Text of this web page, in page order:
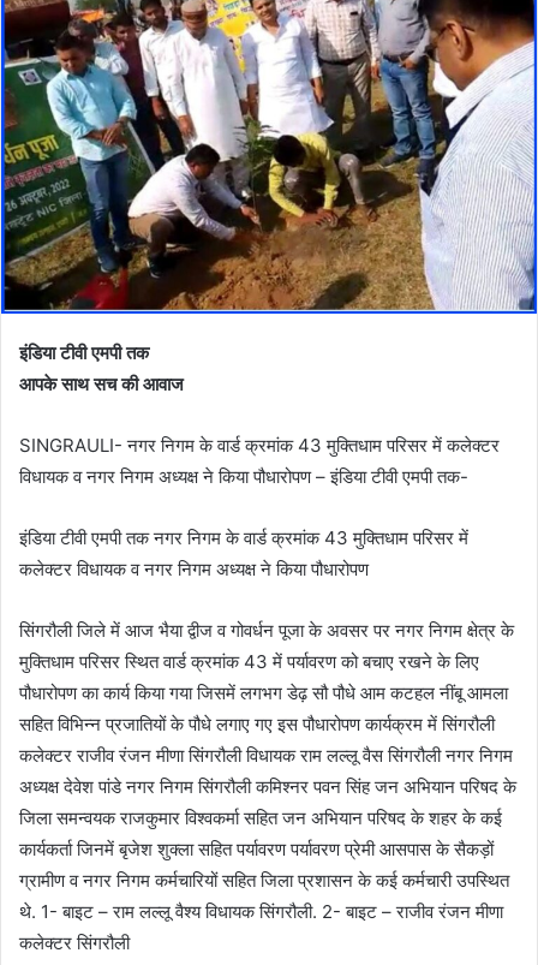
इंडिया टीवी एमपी तक
आपके साथ सच की आवाज
SINGRAULI- नगर निगम के वार्ड क्रमांक 43 मुक्तिधाम परिसर में कलेक्टर
विधायक व नगर निगम अध्यक्ष ने किया पौधारोपण – इंडिया टीवी एमपी तक-
इंडिया टीवी एमपी तक नगर निगम के वार्ड क्रमांक 43 मुक्तिधाम परिसर में
कलेक्टर विधायक व नगर निगम अध्यक्ष ने किया पौधारोपण
सिंगरौली जिले में आज भैया द्वीज व गोवर्धन पूजा के अवसर पर नगर निगम क्षेत्र के
मुक्तिधाम परिसर स्थित वार्ड क्रमांक 43 में पर्यावरण को बचाए रखने के लिए
पौधारोपण का कार्य किया गया जिसमें लगभग डेढ़ सौ पौधे आम कटहल नींबू आमला
सहित विभिन्न प्रजातियों के पौधे लगाए गए इस पौधारोपण कार्यक्रम में सिंगरौली
कलेक्टर राजीव रंजन मीणा सिंगरौली विधायक राम लल्लू वैस सिंगरौली नगर निगम
अध्यक्ष देवेश पांडे नगर निगम सिंगरौली कमिश्नर पवन सिंह जन अभियान परिषद के
जिला समन्वयक राजकुमार विश्वकर्मा सहित जन अभियान परिषद के शहर के कई
कार्यकर्ता जिनमें बृजेश शुक्ला सहित पर्यावरण पर्यावरण प्रेमी आसपास के सैकड़ों
ग्रामीण व नगर निगम कर्मचारियों सहित जिला प्रशासन के कई कर्मचारी उपस्थित
थे. 1- बाइट – राम लल्लू वैश्य विधायक सिंगरौली. 2- बाइट – राजीव रंजन मीणा
कलेक्टर सिंगरौली